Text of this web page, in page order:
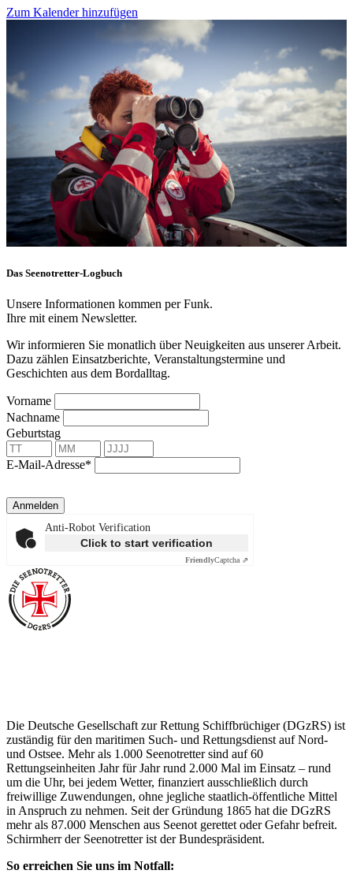
Zum Kalender hinzufügen
Das Seenotretter-Logbuch
Unsere Informationen kommen per Funk.
Ihre mit einem Newsletter.
Wir informieren Sie monatlich über Neuigkeiten aus unserer Arbeit.
Dazu zählen Einsatzberichte, Veranstaltungstermine und
Geschichten aus dem Bordalltag.
Vorname
Nachname
Geburtstag
E-Mail-Adresse*
Anmelden
Anti-Robot Verification
Click to start verification
FriendlyCaptcha ⇗
Die Deutsche Gesellschaft zur Rettung Schiffbrüchiger (DGzRS) ist
zuständig für den maritimen Such- und Rettungsdienst auf Nord-
und Ostsee. Mehr als 1.000 Seenotretter sind auf 60
Rettungseinheiten Jahr für Jahr rund 2.000 Mal im Einsatz – rund
um die Uhr, bei jedem Wetter, finanziert ausschließlich durch
freiwillige Zuwendungen, ohne jegliche staatlich-öffentliche Mittel
in Anspruch zu nehmen. Seit der Gründung 1865 hat die DGzRS
mehr als 87.000 Menschen aus Seenot gerettet oder Gefahr befreit.
Schirmherr der Seenotretter ist der Bundespräsident.
So erreichen Sie uns im Notfall: